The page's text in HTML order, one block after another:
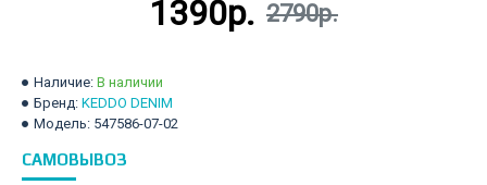
Наличие: В наличии
Бренд: KEDDO DENIM
Модель: 547586-07-02
1390р. 2790р.
САМОВЫВОЗ